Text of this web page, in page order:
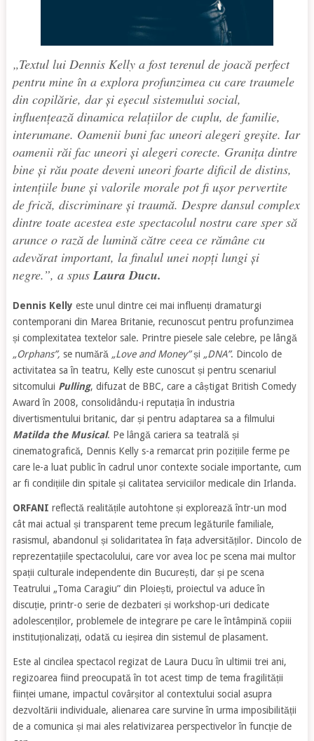
„Textul lui Dennis Kelly a fost terenul de joacă perfect
pentru mine în a explora profunzimea cu care traumele
din copilărie, dar și eșecul sistemului social,
influențează dinamica relațiilor de cuplu, de familie,
interumane. Oamenii buni fac uneori alegeri greșite. Iar
oamenii răi fac uneori și alegeri corecte. Granița dintre
bine și rău poate deveni uneori foarte dificil de distins,
intențiile bune și valorile morale pot fi ușor pervertite
de frică, discriminare și traumă. Despre dansul complex
dintre toate acestea este spectacolul nostru care sper să
arunce o rază de lumină către ceea ce rămâne cu
adevărat important, la finalul unei nopți lungi și
negre.”, a spusLaura Ducu.
Dennis Kelly este unul dintre cei mai influenți dramaturgi
contemporani din Marea Britanie, recunoscut pentru profunzimea
și complexitatea textelor sale. Printre piesele sale celebre, pe lângă
„Orphans”, se numără „Love and Money”și „DNA”. Dincolo de
activitatea sa în teatru, Kelly este cunoscut și pentru scenariul
sitcomului Pulling, difuzat de BBC, care a câștigat British Comedy
Award în 2008, consolidându-i reputația în industria
divertismentului britanic, dar și pentru adaptarea sa a filmului
Matilda the Musical. Pe lângă cariera sa teatrală și
cinematografică, Dennis Kelly s-a remarcat prin pozițiile ferme pe
care le-a luat public în cadrul unor contexte sociale importante, cum
ar fi condițiile din spitale și calitatea serviciilor medicale din Irlanda.
ORFANI reflectă realitățile autohtone și explorează într-un mod
cât mai actual și transparent teme precum legăturile familiale,
rasismul, abandonul și solidaritatea în fața adversităților. Dincolo de
reprezentațiile spectacolului, care vor avea loc pe scena mai multor
spații culturale independente din București, dar și pe scena
Teatrului „Toma Caragiu” din Ploiești, proiectul va aduce în
discuție, printr-o serie de dezbateri și workshop-uri dedicate
adolescenților, problemele de integrare pe care le întâmpină copiii
instituționalizați, odată cu ieșirea din sistemul de plasament.
Este al cincilea spectacol regizat de Laura Ducu în ultimii trei ani,
regizoarea fiind preocupată în tot acest timp de tema fragilității
ființei umane, impactul covârșitor al contextului social asupra
dezvoltării individuale, alienarea care survine în urma imposibilității
de a comunica și mai ales relativizarea perspectivelor în funcție de